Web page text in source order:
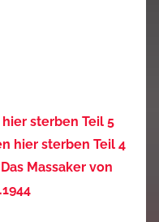
sterben Teil 5
hier sterben Teil 4
Massaker von